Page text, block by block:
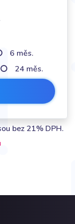
6 měs.
24 měs.
bez 21% DPH.